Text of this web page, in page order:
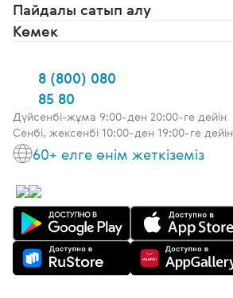
Пайдалы сатып алу
Көмек
8 (800) 080
85 80
Дүйсенбі-жұма 9:00-ден 20:00-ге дейін
Сенбі, жексенбі 10:00-ден 19:00-ге дейін
60+ елге өнім жеткіземіз